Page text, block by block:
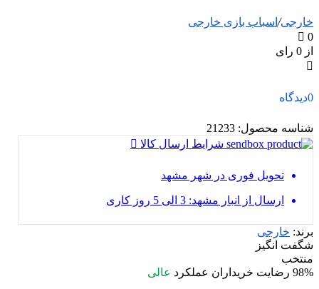
خارجی/اسباب بازی خارجی
0
از 0 رای
0دیدگاه
شناسه محصول: 21233
شرایط ارسال کالا
تحویل فوری در شهر مشهد
ارسال از انبار مشهد: 3 الی 5 روز کاری
برند: خارجی
شگفت انگیز
منتخب
98% رضایت خریداران عملکرد عالی